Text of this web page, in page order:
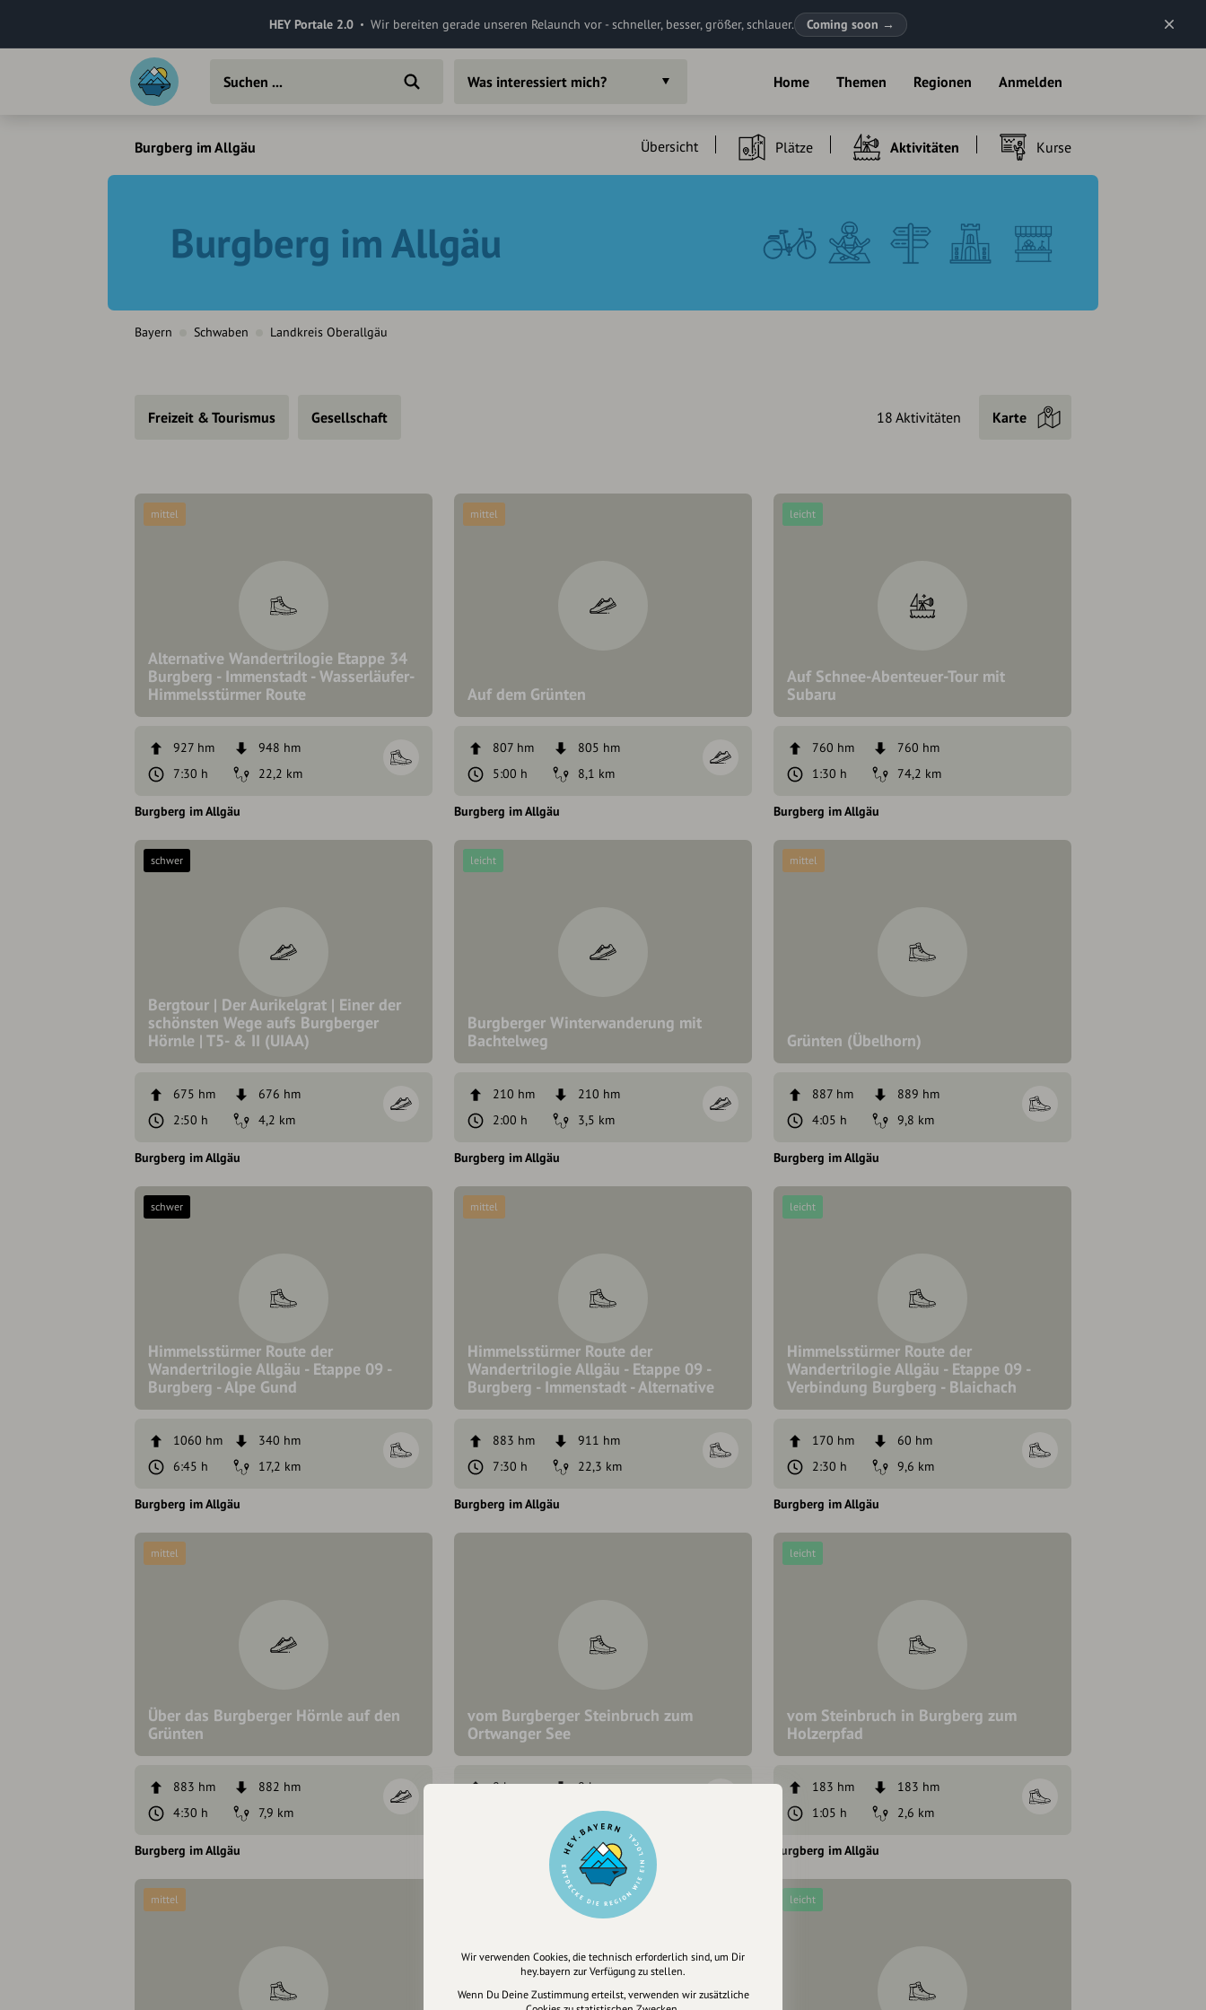
HEY Portale 2.0 Wir bereiten gerade unseren Relaunch vor - schneller, besser, größer, schlauer. Coming soon →
Home Themen Regionen Anmelden
Was interessiert mich?
Burgberg im Allgäu Übersicht Plätze Aktivitäten Kurse
Burgberg im Allgäu
Bayern Schwaben Landkreis Oberallgäu
Freizeit & Tourismus Gesellschaft 18 Aktivitäten Karte
Alternative Wandertrilogie Etappe 34
Burgberg - Immenstadt - Wasserläufer-
Himmelsstürmer Route
mittel
927 hm
948 hm
7:30 h
22,2 km
Burgberg im Allgäu
Auf dem Grünten
mittel
807 hm
805 hm
5:00 h
8,1 km
Burgberg im Allgäu
Auf Schnee-Abenteuer-Tour mit
Subaru
leicht
760 hm
760 hm
1:30 h
74,2 km
Burgberg im Allgäu
Bergtour | Der Aurikelgrat | Einer der
schönsten Wege aufs Burgberger
Hörnle | T5- & II (UIAA)
schwer
675 hm
676 hm
2:50 h
4,2 km
Burgberg im Allgäu
Burgberger Winterwanderung mit
Bachtelweg
leicht
210 hm
210 hm
2:00 h
3,5 km
Burgberg im Allgäu
Grünten (Übelhorn)
mittel
887 hm
889 hm
4:05 h
9,8 km
Burgberg im Allgäu
Himmelsstürmer Route der
Wandertrilogie Allgäu - Etappe 09 -
Burgberg - Alpe Gund
schwer
1060 hm
340 hm
6:45 h
17,2 km
Burgberg im Allgäu
Himmelsstürmer Route der
Wandertrilogie Allgäu - Etappe 09 -
Burgberg - Immenstadt - Alternative
mittel
883 hm
911 hm
7:30 h
22,3 km
Burgberg im Allgäu
Himmelsstürmer Route der
Wandertrilogie Allgäu - Etappe 09 -
Verbindung Burgberg - Blaichach
leicht
170 hm
60 hm
2:30 h
9,6 km
Burgberg im Allgäu
Über das Burgberger Hörnle auf den
Grünten
mittel
883 hm
882 hm
4:30 h
7,9 km
Burgberg im Allgäu
vom Burgberger Steinbruch zum
Ortwanger See
8 hm
8 hm
8,7 km
Burgberg im Allgäu
vom Steinbruch in Burgberg zum
Holzerpfad
leicht
183 hm
183 hm
1:05 h
2,6 km
Burgberg im Allgäu
mittel leicht
Wir verwenden Cookies, die technisch erforderlich sind, um Dir
hey.bayern zur Verfügung zu stellen.
Wenn Du Deine Zustimmung erteilst, verwenden wir zusätzliche